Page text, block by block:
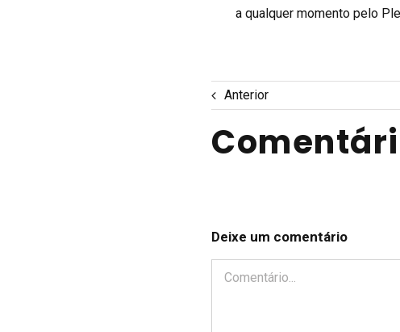
a qualquer momento pelo
Anterior
Deixe um comentário
Comentário